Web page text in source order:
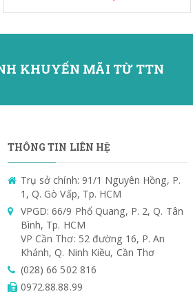
KHUYẾN MÃI TỪ TTN
THÔNG TIN LIÊN HỆ
Trụ sở chính: 91/1 Nguyên Hồng, P.
1, Q. Gò Vấp, Tp. HCM
VPGD: 66/9 Phổ Quang, P. 2, Q. Tân
Bình, Tp. HCM
VP Cần Thơ: 52 đường 16, P. An
Khánh, Q. Ninh Kiều, Cần Thơ
(028) 66 502 816
0972.88.88.99